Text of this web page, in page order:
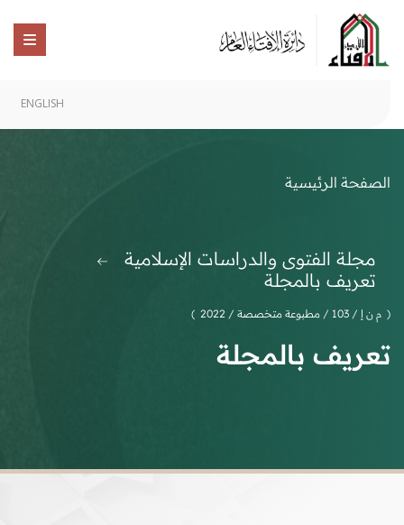
ENGLISH
الصفحة الرئيسية
مجلة الفتوى والدراسات الإسلامية
تعريف بالمجلة
( م ن إ / 103 / مطبوعة متخصصة / 2022 )
تعريف بالمجلة